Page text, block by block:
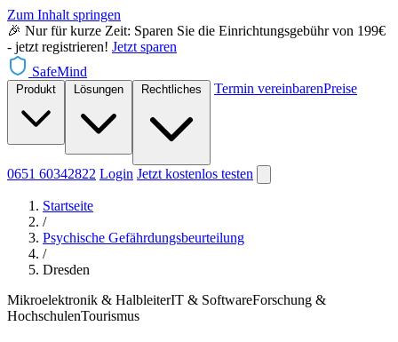
Zum Inhalt springen
🎉 Nur für kurze Zeit: Sparen Sie die Einrichtungsgebühr von 199€
- jetzt registrieren! Jetzt sparen
SafeMind
Termin vereinbarenPreise
0651 60342822 Login Jetzt kostenlos testen
Startseite
/
Psychische Gefährdungsbeurteilung
/
Dresden
Mikroelektronik & HalbleiterIT & SoftwareForschung &
HochschulenTourismus